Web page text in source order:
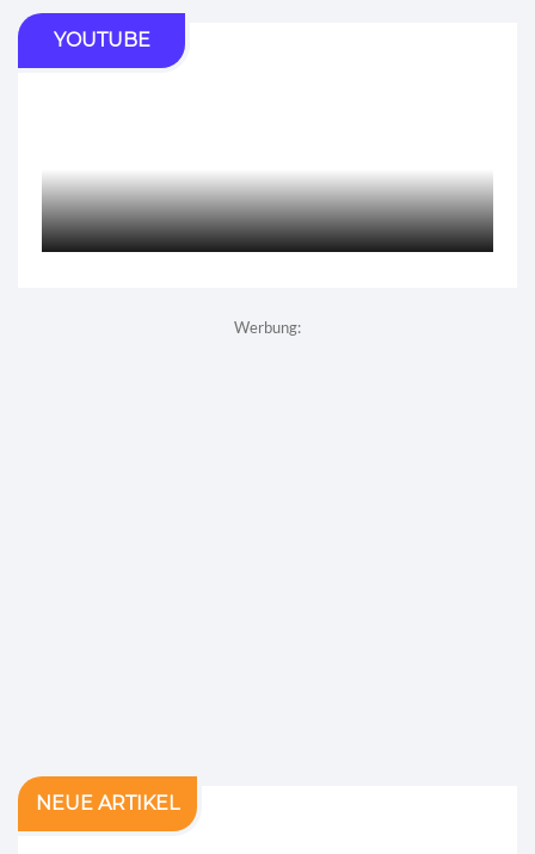
YOUTUBE
Werbung:
NEUE ARTIKEL